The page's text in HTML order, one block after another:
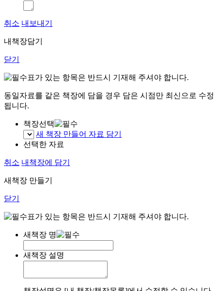
취소 내보내기
내책장담기
닫기
표가 있는 항목은 반드시 기재해 주셔야 합니다.
동일자료를 같은 책장에 담을 경우 담은 시점만 최신으로 수정
됩니다.
책장선택
새 책장 만들어 자료 담기
선택한 자료
취소 내책장에 담기
새책장 만들기
닫기
표가 있는 항목은 반드시 기재해 주셔야 합니다.
새책장 명
새책장 설명